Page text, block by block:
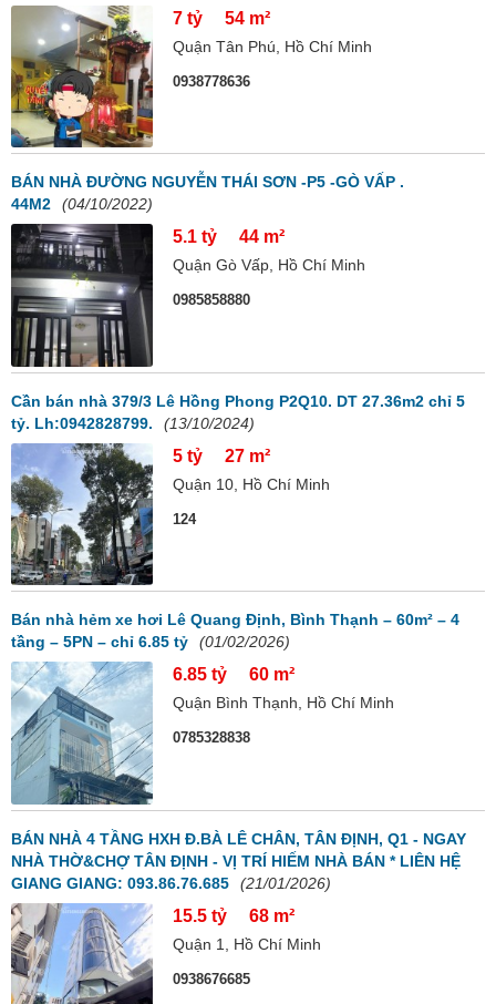
7 tỷ 54 m²
Quận Tân Phú, Hồ Chí Minh
0938778636
BÁN NHÀ ĐƯỜNG NGUYỄN THÁI SƠN -P5 -GÒ VẤP .
44M2
(04/10/2022)
5.1 tỷ 44 m²
Quận Gò Vấp, Hồ Chí Minh
0985858880
Cần bán nhà 379/3 Lê Hồng Phong P2Q10. DT 27.36m2 chỉ 5
tỷ. Lh:0942828799.
(13/10/2024)
5 tỷ 27 m²
Quận 10, Hồ Chí Minh
124
Bán nhà hẻm xe hơi Lê Quang Định, Bình Thạnh – 60m² – 4
tầng – 5PN – chỉ 6.85 tỷ
(01/02/2026)
6.85 tỷ 60 m²
Quận Bình Thạnh, Hồ Chí Minh
0785328838
BÁN NHÀ 4 TẦNG HXH Đ.BÀ LÊ CHÂN, TÂN ĐỊNH, Q1 - NGAY
NHÀ THỜ&CHỢ TÂN ĐỊNH - VỊ TRÍ HIẾM NHÀ BÁN * LIÊN HỆ
GIANG GIANG: 093.86.76.685
(21/01/2026)
15.5 tỷ 68 m²
Quận 1, Hồ Chí Minh
0938676685